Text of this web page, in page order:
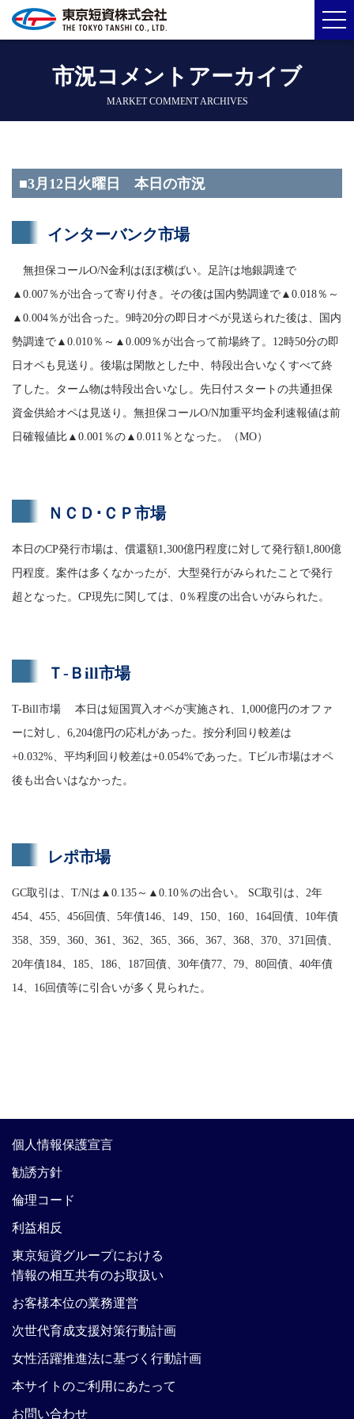
市況コメントアーカイブ
MARKET COMMENT ARCHIVES
■3月12日火曜日 本日の市況
インターバンク市場
無担保コールO/N金利はほぼ横ばい。足許は地銀調達で
▲0.007％が出合って寄り付き。その後は国内勢調達で▲0.018％～
▲0.004％が出合った。9時20分の即日オペが見送られた後は、国内
勢調達で▲0.010％～▲0.009％が出合って前場終了。12時50分の即
日オペも見送り。後場は閑散とした中、特段出合いなくすべて終
了した。ターム物は特段出合いなし。先日付スタートの共通担保
資金供給オペは見送り。無担保コールO/N加重平均金利速報値は前
日確報値比▲0.001％の▲0.011％となった。（MO）
ＮＣＤ･ＣＰ市場
本日のCP発行市場は、償還額1,300億円程度に対して発行額1,800億
円程度。案件は多くなかったが、大型発行がみられたことで発行
超となった。CP現先に関しては、0％程度の出合いがみられた。
Ｔ-Ｂill市場
T-Bill市場 本日は短国買入オペが実施され、1,000億円のオファ
ーに対し、6,204億円の応札があった。按分利回り較差は
+0.032%、平均利回り較差は+0.054%であった。Tビル市場はオペ
後も出合いはなかった。
レポ市場
GC取引は、T/Nは▲0.135～▲0.10％の出合い。 SC取引は、2年
454、455、456回債、5年債146、149、150、160、164回債、10年債
358、359、360、361、362、365、366、367、368、370、371回債、
20年債184、185、186、187回債、30年債77、79、80回債、40年債
14、16回債等に引合いが多く見られた。
個人情報保護宣言
勧誘方針
倫理コード
利益相反
東京短資グループにおける
情報の相互共有のお取扱い
お客様本位の業務運営
次世代育成支援対策行動計画
女性活躍推進法に基づく行動計画
本サイトのご利用にあたって
お問い合わせ